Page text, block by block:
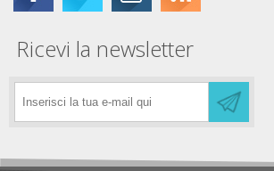
Ricevi la newsletter